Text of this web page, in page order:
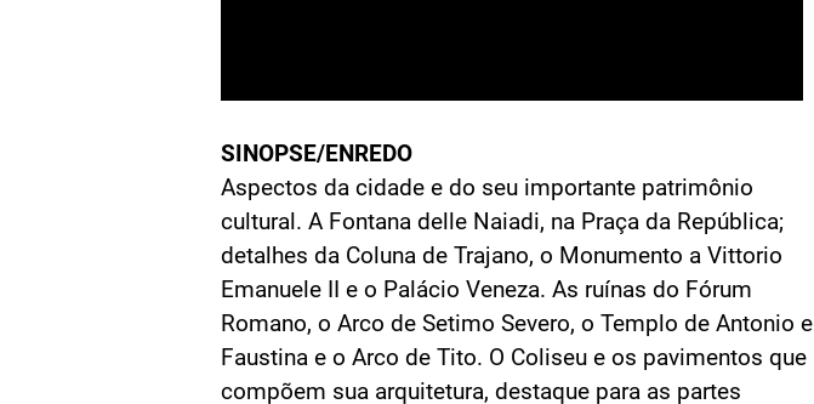
SINOPSE/ENREDO
Aspectos da cidade e do seu importante patrimônio
cultural. A Fontana delle Naiadi, na Praça da República;
detalhes da Coluna de Trajano, o Monumento a Vittorio
Emanuele II e o Palácio Veneza. As ruínas do Fórum
Romano, o Arco de Setimo Severo, o Templo de Antonio e
Faustina e o Arco de Tito. O Coliseu e os pavimentos que
compõem sua arquitetura, destaque para as partes